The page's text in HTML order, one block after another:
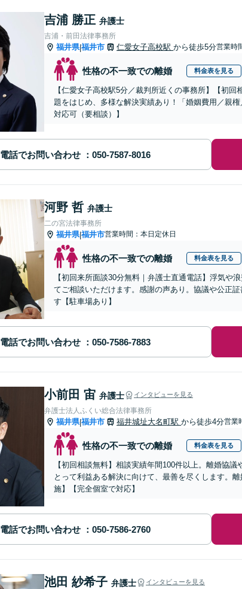
吉浦 勝正 弁護士
吉浦・前田法律事務所
福井県|福井市 仁愛女子高校駅 から徒歩5分営業時
性格の不一致での離婚 料金表を見る
【仁愛女子高校駅5分／裁判所近くの事務所】【初
題をはじめ、多様な解決実績あり！「婚姻費用／親
対応可（要相談）】
電話でお問い合わせ
河野 哲 弁護士
二の宮法律事務所
福井県|福井市営業時間：本日定休日
性格の不一致での離婚 料金表を見る
【初回来所面談30分無料｜弁護士直通電話】浮気や
てご相談いただけます。感謝の声あり。協議や公正
す【駐車場あり】
電話でお問い合わせ
小前田 宙 弁護士 インタビューを見る
弁護士法人ふくい総合法律事務所
福井県|福井市 福井城址大名町駅 から徒歩4分営業
性格の不一致での離婚 料金表を見る
【初回相談無料】相談実績年間100件以上。離婚協
とって利益ある解決に向けて、最善を尽くします。
施】【完全個室で対応】
電話でお問い合わせ
池田 紗希子 弁護士 インタビューを見る